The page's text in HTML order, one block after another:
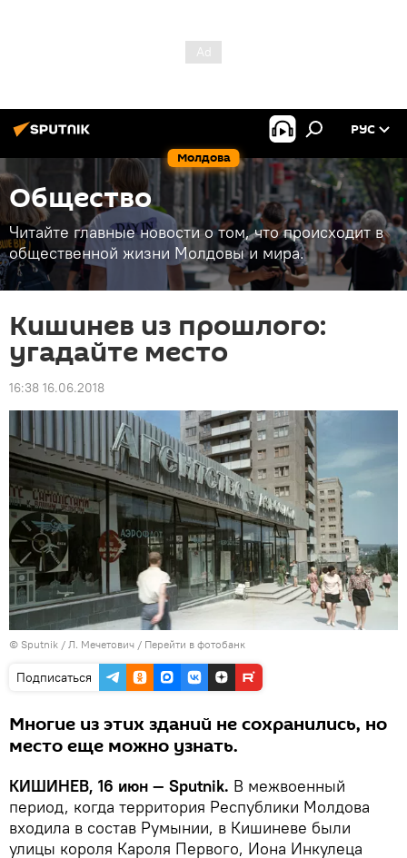
Молдова
РУС
Общество
Читайте главные новости о том, что происходит в
общественной жизни Молдовы и мира.
Кишинев из прошлого:
угадайте место
16:38 16.06.2018
© Sputnik / Л. Мечетович / Перейти в фотобанк
Подписаться
Многие из этих зданий не сохранились, но
место еще можно узнать.
КИШИНЕВ, 16 июн — Sputnik. В межвоенный
период, когда территория Республики Молдова
входила в состав Румынии, в Кишиневе были
улицы короля Кароля Первого, Иона Инкулеца